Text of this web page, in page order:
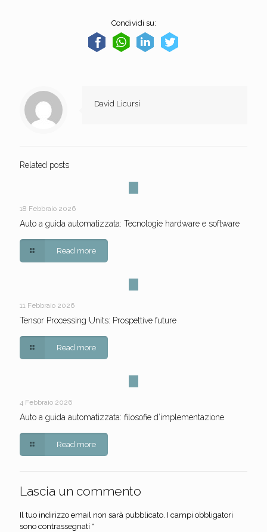
Condividi su:
David Licursi
Related posts
18 Febbraio 2026
Auto a guida automatizzata: Tecnologie hardware e software
Read more
11 Febbraio 2026
Tensor Processing Units: Prospettive future
Read more
4 Febbraio 2026
Auto a guida automatizzata: filosofie d’implementazione
Read more
Lascia un commento
Il tuo indirizzo email non sarà pubblicato. I campi obbligatori
sono contrassegnati *